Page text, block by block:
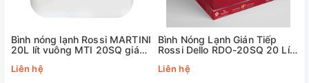
Bình nóng lạnh Rossi MARTINI
20L lít vuông MTI 20SQ gián
Liên hệ
Bình Nóng Lạnh Gián Tiếp
Rossi Dello RDO-20SQ 20 Lít
Liên hệ